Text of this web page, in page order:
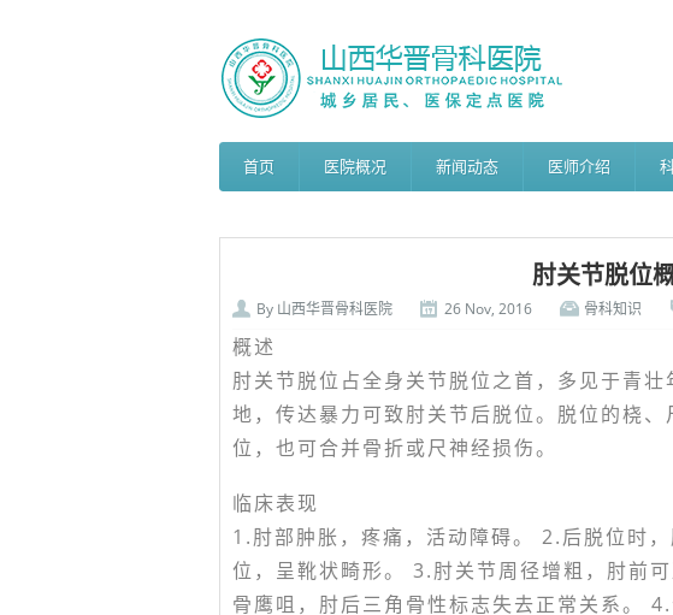
首页 医院概况 新闻动态 医师介绍
肘关节脱位
By 山西华晋骨科医院 26 Nov, 2016 骨科知识
概述
肘关节脱位占全身关节脱位之首，多见于青
地，传达暴力可致肘关节后脱位。脱位的桡
位，也可合并骨折或尺神经损伤。
临床表现
1.肘部肿胀，疼痛，活动障碍。 2.后脱位时
位，呈靴状畸形。 3.肘关节周径增粗，肘前
骨鹰咀，肘后三角骨性标志失去正常关系。